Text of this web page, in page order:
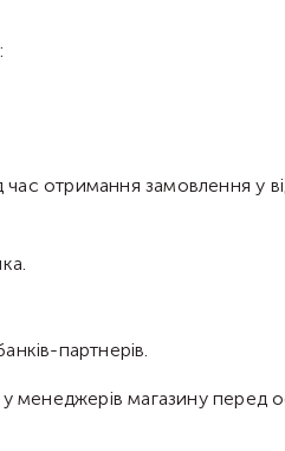
отримання замовлення у
партнерів.
у менеджерів магазину